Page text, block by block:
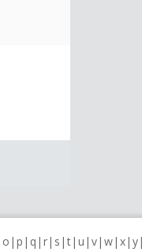
o p q r s t u v w x y